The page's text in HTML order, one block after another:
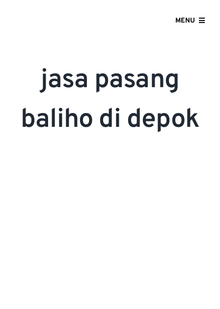
MENU
ABOUT US
OUR SERVICES
jasa pasang
baliho di depok